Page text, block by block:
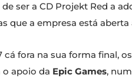
ser a CD Projekt Red a
que a empresa está
cá fora na sua forma final,
o apoio da Epic Games,